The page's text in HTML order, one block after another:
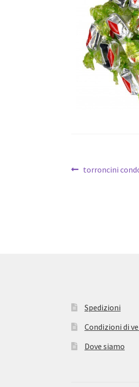
Articolo
torroncini
Spedizioni
Condizioni di
Dove siamo